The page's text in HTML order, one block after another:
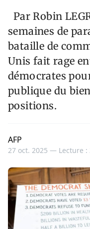
Par Robin
semaines de
bataille de
Unis fait rage
démocrates
publique du
positions.
AFP
27 oct. 2025 — Lecture :